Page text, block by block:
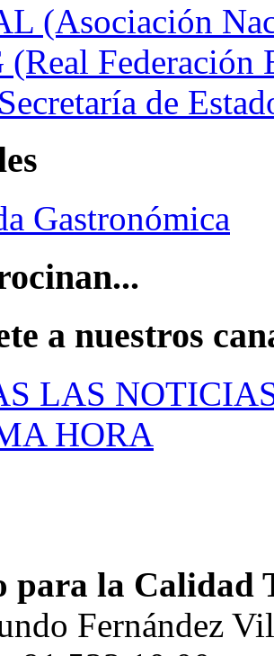
(Asociación
(Real Federación
de
Gastronómica
a nuestros
LAS
HORA
para la Calidad
Fernández